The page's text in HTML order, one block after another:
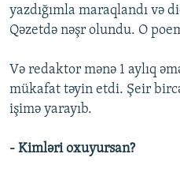
yazdığımla maraqlandı və
Qəzetdə nəşr olundu. O
Və redaktor mənə 1 aylıq
mükafat təyin etdi. Şeir
işimə yarayıb.
- Kimləri oxuyursan?